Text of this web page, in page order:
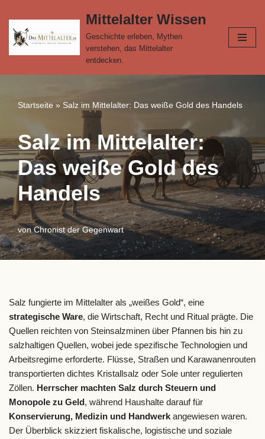
Zum
Inhalt
Mittelalter Wissen
Geschichte erleben, Mythen
verstehen, das Mittelalter
entdecken.
Startseite » Salz im Mittelalter: Das weiße Gold des Handels
Salz im Mittelalter:
Das weiße Gold des
Handels
vonChronist der Gegenwart
Salz fungierte im Mittelalter als „weißes Gold“, eine
strategische Ware, die Wirtschaft, Recht und Ritual prägte. Die
Quellen reichten von Steinsalzminen über Pfannen bis hin zu
salzhaltigen Quellen, wobei jede spezifische Technologien und
Arbeitsregime erforderte. Flüsse, Straßen und Karawanenrouten
transportierten dichtes Kristallsalz oder Sole unter regulierten
Zöllen. Herrscher machten Salz durch Steuern und
Monopole zu Geld, während Haushalte darauf für
Konservierung, Medizin und Handwerk angewiesen waren.
Der Überblick skizziert fiskalische, logistische und soziale